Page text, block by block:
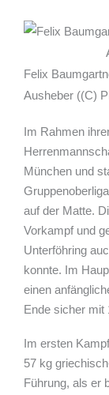
Felix
Ausheber ((C)
Im Rahmen
München und
auf der Matte.
Vorkampf und
Unterföhring
konnte. Im
einen
Ende sicher mit
Im ersten
57 kg
Führung, als er